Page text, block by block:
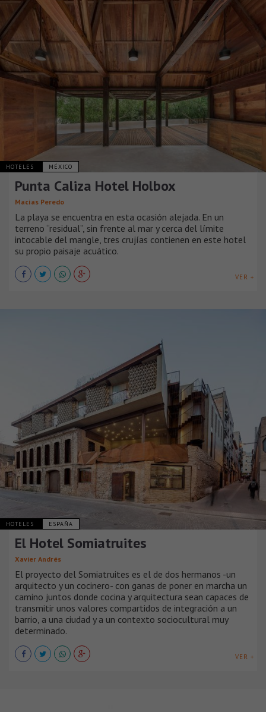
HOTELES MÉXICO
Punta Caliza Hotel Holbox
Macías Peredo
La playa se encuentra en esta ocasión alejada. En un
terreno “residual”, sin frente al mar y cerca del límite
intocable del mangle, tres crujías contienen en este hotel
su propio paisaje acuático.
VER +
HOTELES ESPAÑA
El Hotel Somiatruites
Xavier Andrés
El proyecto del Somiatruites es el de dos hermanos -un
arquitecto y un cocinero- con ganas de poner en marcha un
camino juntos donde cocina y arquitectura sean capaces de
transmitir unos valores compartidos de integración a un
barrio, a una ciudad y a un contexto sociocultural muy
determinado.
VER +